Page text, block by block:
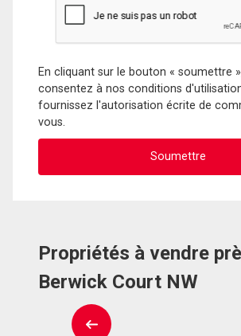
En cliquant sur le bouton « soumettre
consentez à nos conditions
fournissez l'autorisation écrite de
vous.
Propriétés à vendre
Berwick Court NW